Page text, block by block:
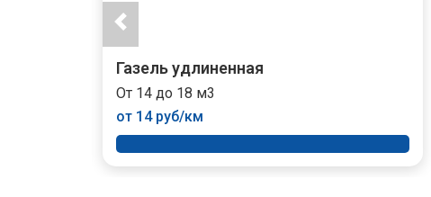
Газель удлиненная
От 14 до 18 м3
от 14 руб/км